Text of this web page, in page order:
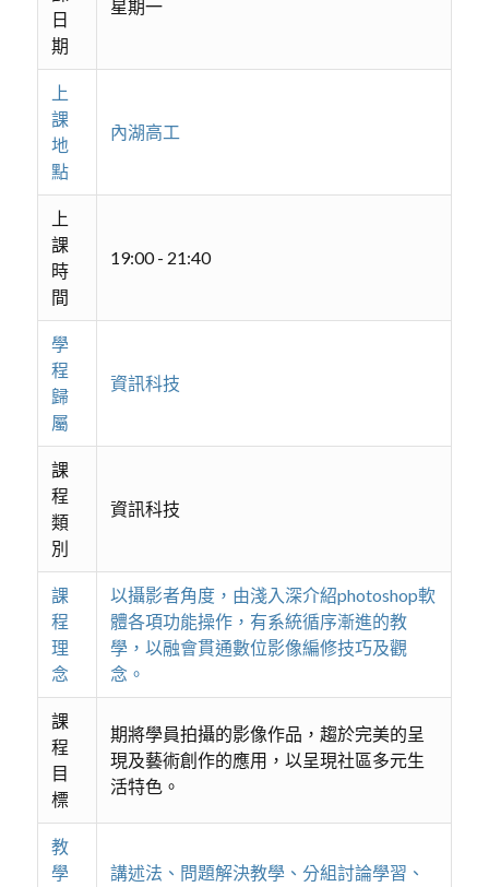
日
期
星期一
上
課
地
點
內湖高工
上
課
時
間
19:00 - 21:40
學
程
歸
屬
資訊科技
課
程
類
別
資訊科技
課
程
理
念
以攝影者角度，由淺入深介紹photoshop軟
體各項功能操作，有系統循序漸進的教
學，以融會貫通數位影像編修技巧及觀
念。
課
程
目
標
期將學員拍攝的影像作品，趨於完美的呈
現及藝術創作的應用，以呈現社區多元生
活特色。
教
學
講述法、問題解決教學、分組討論學習、